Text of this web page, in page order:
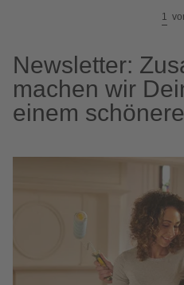
1
Newsletter:
machen wir
einem